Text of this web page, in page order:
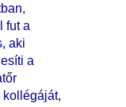
fut a
aki
a
kollégáját,